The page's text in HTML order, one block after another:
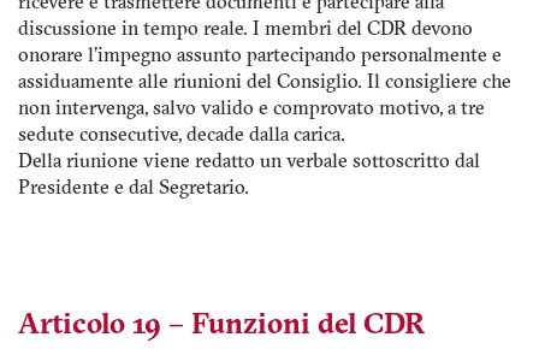
discussione in tempo reale. I membri del CDR devono
onorare l'impegno assunto partecipando personalmente e
assiduamente alle riunioni del Consiglio. Il consigliere che
non intervenga, salvo valido e comprovato motivo, a tre
sedute consecutive, decade dalla carica.
Della riunione viene redatto un verbale sottoscritto dal
Presidente e dal Segretario.
Articolo 19 – Funzioni del CDR